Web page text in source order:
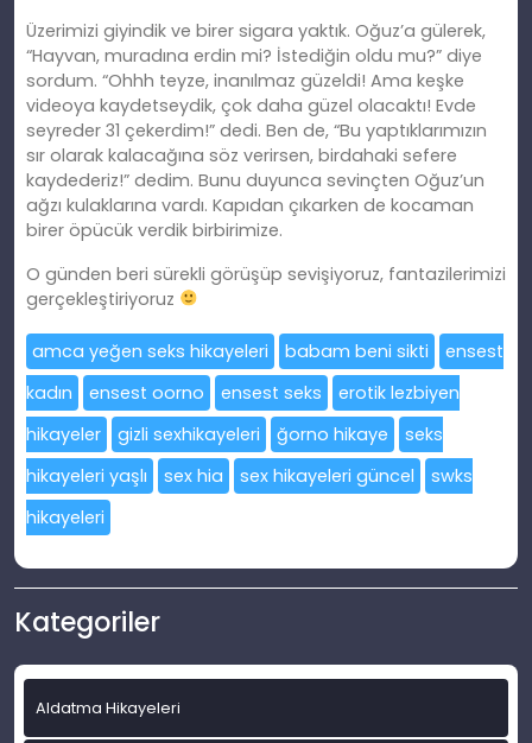
Üzerimizi giyindik ve birer sigara yaktık. Oğuz’a gülerek,
“Hayvan, muradına erdin mi? İstediğin oldu mu?” diye
sordum. “Ohhh teyze, inanılmaz güzeldi! Ama keşke
videoya kaydetseydik, çok daha güzel olacaktı! Evde
seyreder 31 çekerdim!” dedi. Ben de, “Bu yaptıklarımızın
sır olarak kalacağına söz verirsen, birdahaki sefere
kaydederiz!” dedim. Bunu duyunca sevinçten Oğuz’un
ağzı kulaklarına vardı. Kapıdan çıkarken de kocaman
birer öpücük verdik birbirimize.
O günden beri sürekli görüşüp sevişiyoruz, fantazilerimizi
gerçekleştiriyoruz
amca yeğen seks hikayeleri babam beni sikti
ensest
kadın
ensest oorno ensest seks
erotik lezbiyen
hikayeler
gizli sexhikayeleri ğorno hikaye
seks
hikayeleri yaşlı
sex hia sex hikayeleri güncel
swks
hikayeleri
Kategoriler
Aldatma Hikayeleri